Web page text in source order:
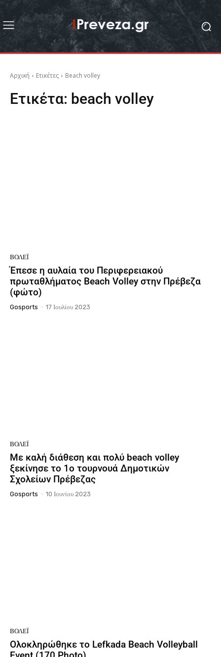
Αρχική Ετικέτες Beach volley
Ετικέτα: beach volley
ΒΌΛΕΪ
Έπεσε η αυλαία του Περιφερειακού
πρωταθλήματος Beach Volley στην Πρέβεζα
(φώτο)
Gosports - 17 Ιουλίου 2023
ΒΌΛΕΪ
Με καλή διάθεση και πολύ beach volley
ξεκίνησε το 1ο τουρνουά Δημοτικών
Σχολείων Πρέβεζας
Gosports - 10 Ιουνίου 2023
ΒΌΛΕΪ
Ολοκληρώθηκε το Lefkada Beach Volleyball